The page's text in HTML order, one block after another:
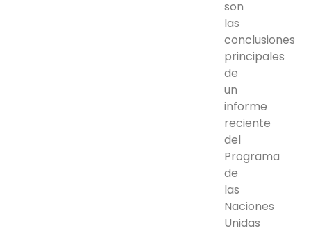
son
las
conclusiones
principales
de
un
informe
reciente
del
Programa
de
las
Naciones
Unidas